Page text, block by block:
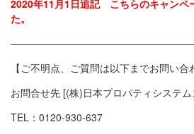
2020年11月1日追記 こちらのキャンペ
た。
【ご不明点、ご質問は以下までお問い合
お問合せ先 [(株)日本プロパティシステム
TEL：0120-930-637